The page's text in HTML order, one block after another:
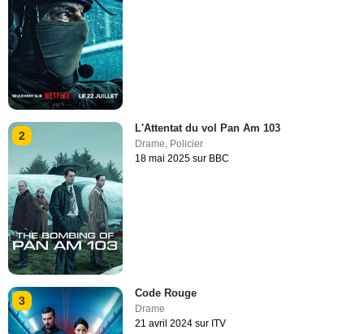
2
L'Attentat du vol Pan Am 103
Drame Policier
18 mai 2025 sur BBC
3
Code Rouge
Drame
21 avril 2024 sur ITV